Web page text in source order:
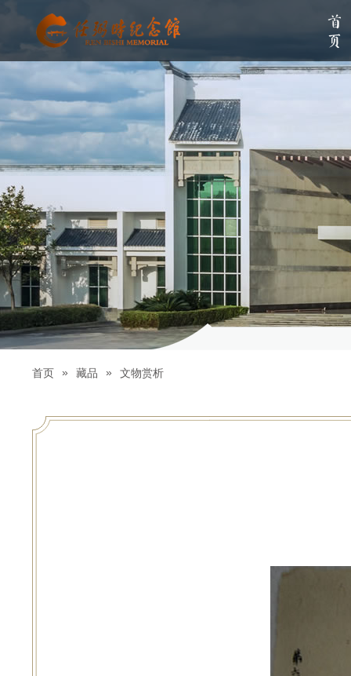
首页
单位简介 组织架构 伟
首页 » 藏品 » 文物赏析